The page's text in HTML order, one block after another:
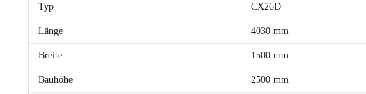
Typ CX26D
Länge 4030 mm
Breite 1500 mm
Bauhöhe 2500 mm